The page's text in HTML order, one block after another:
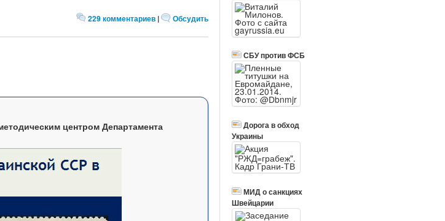
229 комментариев | Обсудить
центром Департамента
СБУ против ФСБ
Дорога в обход
Украины
МИД о санкциях
Швейцарии